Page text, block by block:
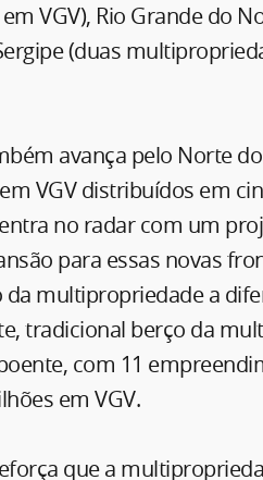
VGV), Rio Grande do
(duas
avança pelo Norte
VGV distribuídos em
no radar com um
para essas novas
da multipropriedade a
tradicional berço da
com 11
em VGV.
que a